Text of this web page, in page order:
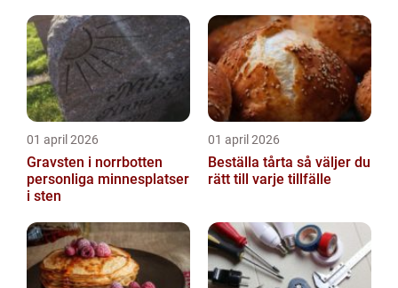
01 april 2026
Gravsten i norrbotten
personliga minnesplatser
i sten
01 april 2026
Beställa tårta så väljer du
rätt till varje tillfälle